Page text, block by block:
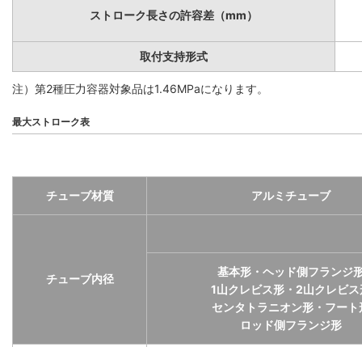
ストローク長さの許容差（mm）
取付支持形式
注）第2種圧力容器対象品は1.46MPaになります。
最大ストローク表
チューブ材質 アルミチューブ
チューブ内径
基本形・ヘッド側フランジ
1山クレビス形・2山クレビス
センタトラニオン形・フート
ロッド側フランジ形